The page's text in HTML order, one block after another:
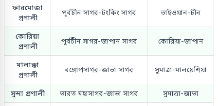
ফারমোজা
প্রণালী
পূর্বচীন সাগর-টংকিং সাগর তাইওয়ান-চীন
কোরিয়া
প্রণালী
পূর্বচীন সাগর-জাপান সাগর কোরিয়া-জাপান
মালাক্কা
প্রণালী
বঙ্গোপসাগর-জাভা সাগর সুমাত্রা-মালয়েশিয়া
সুন্দা প্রণালী ভারত মহাসাগর-জাভা সাগর সুমাত্রা-জাভা